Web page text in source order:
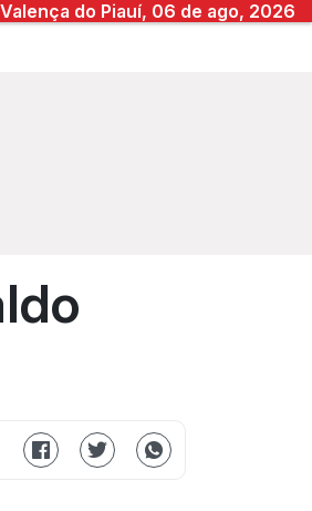
Valença do Piauí, 06 de ago, 2026